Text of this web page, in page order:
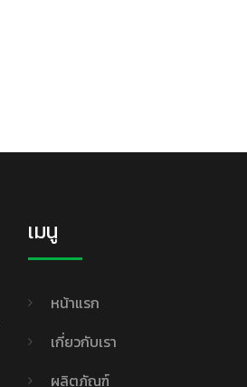
เมนู
หน้าแรก
เกี่ยวกับเรา
ผลิตภัณฑ์